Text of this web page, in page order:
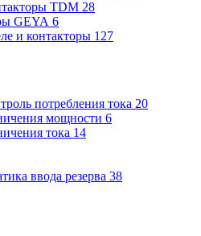
TDM 28
GEYA 6
и контакторы 127
потребления тока 20
мощности 6
тока 14
ввода резерва 38